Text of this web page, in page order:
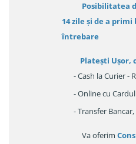
Posibilitatea
14 zileși de a primi
întrebare
Platești Ușor,
- Cash la Curier -
- Online cu
- Transfer
Va oferim